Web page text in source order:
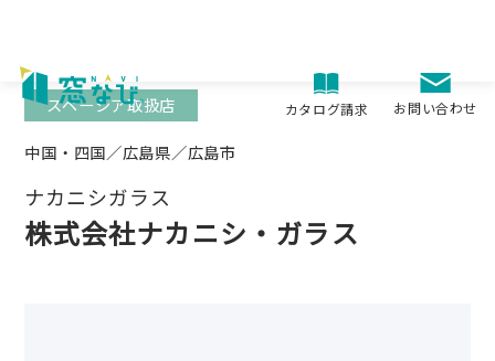
content
カタログ請求 お問い合わせ
中国・四国／広島県／広島市
ナカニシガラス
株式会社ナカニシ・ガラス
スペーシア取扱店